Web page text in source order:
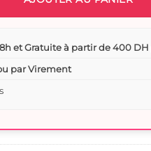
et Gratuite à partir de 400 DH
par Virement